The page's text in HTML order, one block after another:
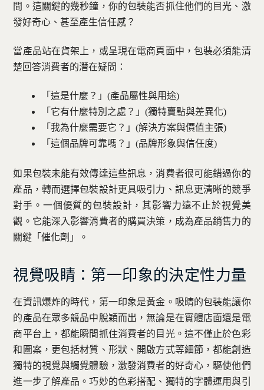
間。這關鍵的幾秒鐘，你的包裝能否抓住他們的目光、激
發好奇心、甚至產生信任感？
當產品站在貨架上，或呈現在電商頁面中，包裝必須能清
楚回答消費者的潛在疑問：
「這是什麼？」(產品屬性與用途)
「它有什麼特別之處？」(獨特賣點與差異化)
「我為什麼需要它？」(解決方案與價值主張)
「這個品牌可靠嗎？」(品牌形象與信任度)
如果包裝未能有效傳達這些訊息，消費者很可能錯過你的
產品，轉而選擇包裝設計更具吸引力、訊息更清晰的競爭
對手。一個優質的包裝設計，其影響力遠不止於視覺美
觀。它能深入影響消費者的購買決策，成為產品銷售力的
關鍵「催化劑」。
視覺吸睛：第一印象的決定性力量
在資訊爆炸的時代，第一印象是黃金。吸睛的包裝能讓你
的產品在眾多競品中脫穎而出，無論是在實體店面還是電
商平台上，都能瞬間抓住消費者的目光。這不僅止於色彩
和圖案，更包括材質、形狀、開啟方式等細節，都能創造
獨特的視覺與觸覺體驗，激發消費者的好奇心，驅使他們
進一步了解產品。巧妙的色彩搭配、獨特的字體運用與引